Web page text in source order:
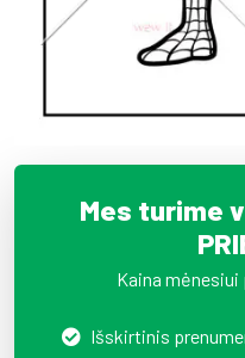
Mes turime
Kaina mėnesiui
Išskirtinis